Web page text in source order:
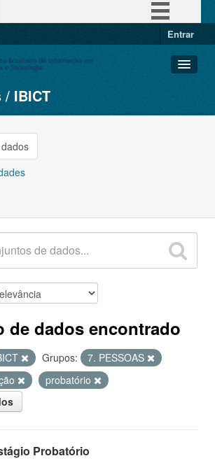
Entrar
IBICT
de dados encontrado
Grupos:
7. PESSOAS
probatório
Probatório